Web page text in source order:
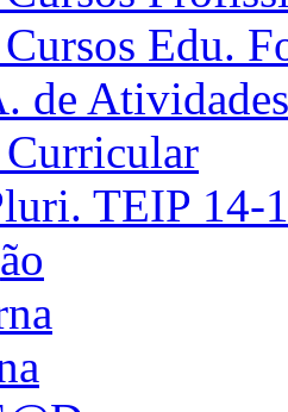
Edu.
de Atividades
TEIP 14-